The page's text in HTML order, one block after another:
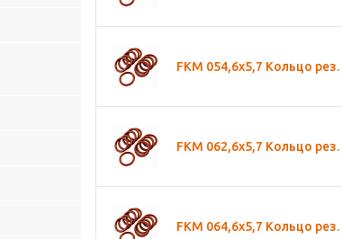
FKM 054,6х5,7 Кольцо рез.
FKM 062,6х5,7 Кольцо рез.
FKM 064,6х5,7 Кольцо рез.